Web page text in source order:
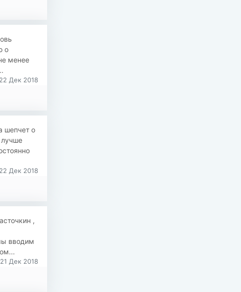
о
менее
Дек 2018
шепчет о
Дек 2018
,
вводим
Дек 2018